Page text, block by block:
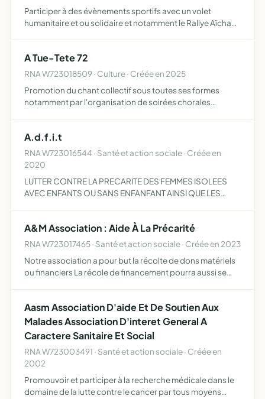
Participer à des évènements sportifs avec un volet
humanitaire et ou solidaire et notamment le Rallye Aïcha
ass…
A Tue-Tete 72
RNA W723018509 · Culture · Créée en 2025
Promotion du chant collectif sous toutes ses formes
notamment par l'organisation de soirées chorales
moments …
A.d.f.i.t
RNA W723016544 · Santé et action sociale · Créée en
2020
LUTTER CONTRE LA PRECARITE DES FEMMES ISOLEES
AVEC ENFANTS OU SANS ENFANFANT AINSI QUE LES
A&M Association : Aide À La Précarité
RNA W723017465 · Santé et action sociale · Créée en 2023
Notre association a pour but la récolte de dons matériels
ou financiers La récole de financement pourra aussi se
Aasm Association D'aide Et De Soutien Aux
Malades Association D'interet General A
Caractere Sanitaire Et Social
RNA W723003491 · Santé et action sociale · Créée en
2002
Promouvoir et participer à la recherche médicale dans le
domaine de la lutte contre le cancer par tous moyens